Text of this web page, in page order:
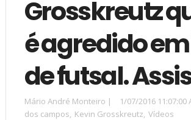
Grosskreutz
é agredido
de futsal.
Mário André Monteiro | 1/07/2016 11:07:00
dos campos, Kevin Grosskreutz, Vídeos